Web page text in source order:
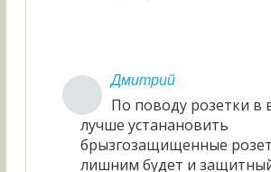
Дмитрий
По поводу розетки в
лучше устанановить
брызгозащищенные
лишним будет и